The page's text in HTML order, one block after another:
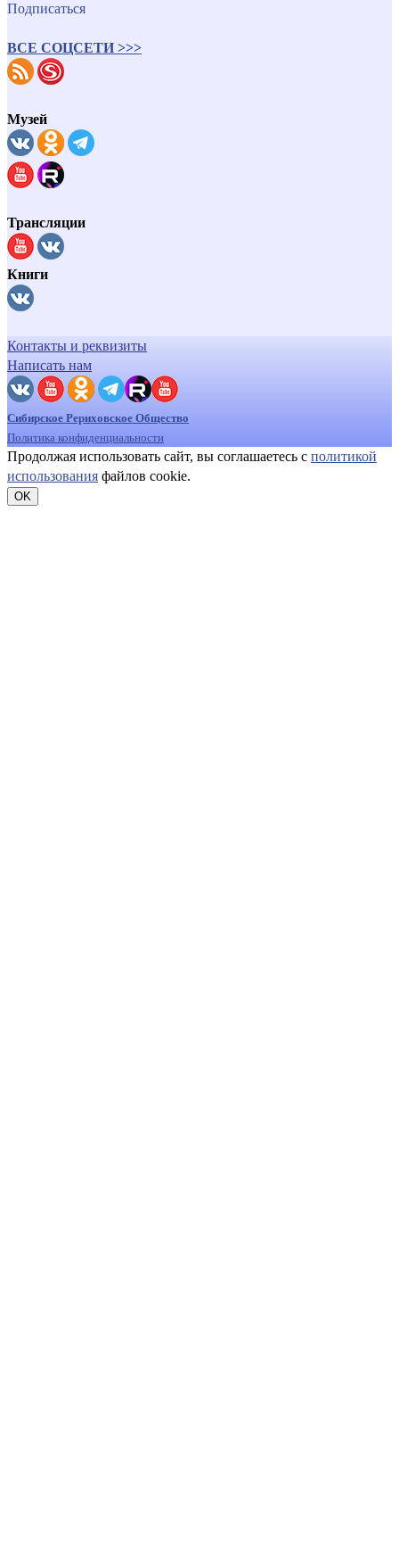
Подписаться
ВСЕ СОЦСЕТИ >>>
Музей
Трансляции
Книги
Контакты и реквизиты
Написать нам
Сибирское Рериховское Общество
Политика конфиденциальности
Продолжая использовать сайт, вы соглашаетесь с политикой
использования файлов cookie.
OK